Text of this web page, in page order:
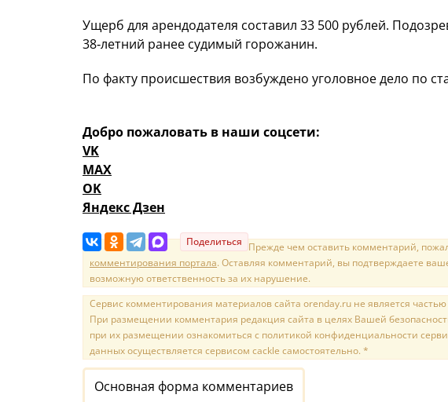
Ущерб для арендодателя составил 33 500 рублей.
38‑летний ранее судимый горожанин.
По факту происшествия возбуждено уголовное дело по
Добро пожаловать в наши соцсети:
VK
MAX
OK
Яндекс Дзен
Поделиться Прежде чем оставить комментарий,
комментирования портала. Оставляя комментарий, вы подтверждаете
возможную ответственность за их нарушение.
Сервис комментирования материалов сайта orenday.ru не является
При размещении комментария редакция сайта в целях Вашей
при их размещении ознакомиться с политикой конфиденциальности
данных осуществляется сервисом cackle самостоятельно. *
Основная форма комментариев